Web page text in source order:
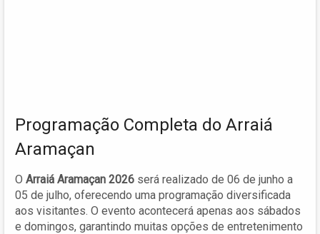
Programação Completa do Arraiá
Aramaçan
O Arraiá Aramaçan 2026 será realizado de 06 de junho a
05 de julho, oferecendo uma programação diversificada
aos visitantes. O evento acontecerá apenas aos sábados
e domingos, garantindo muitas opções de entretenimento